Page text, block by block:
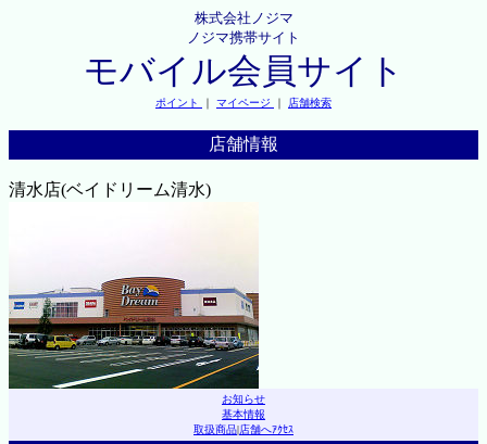
株式会社ノジマ
ノジマ携帯サイト
モバイル会員サイト
ポイント ｜ マイページ ｜ 店舗検索
店舗情報
清水店(ベイドリーム清水)
お知らせ
基本情報
取扱商品|店舗へｱｸｾｽ